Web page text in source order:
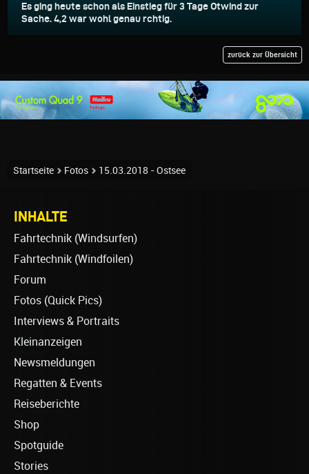
Es ging heute schon als Einstieg für 3 Tage Otwind zur
Sache. 4,2 war wohl genau rchtig.
zurück zur Übersicht
Startseite Fotos 15.03.2018 - Ostsee
INHALTE
Fahrtechnik (Windsurfen)
Fahrtechnik (Windfoilen)
Forum
Fotos (Quick Pics)
Interviews & Portraits
Kleinanzeigen
Newsmeldungen
Regatten & Events
Reiseberichte
Shop
Spotguide
Stories